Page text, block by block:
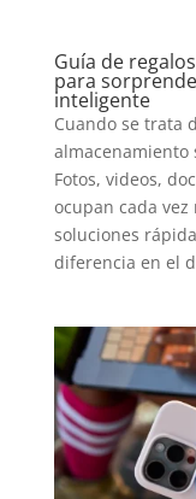
Guía de
para
inteligente
Cuando se trata
almacenamiento
Fotos, videos,
ocupan cada vez
soluciones
diferencia en el